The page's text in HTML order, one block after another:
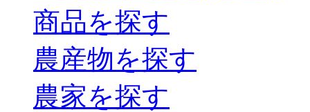
商品を探す
農産物を探す
農家を探す